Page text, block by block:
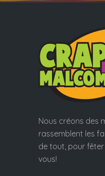
Nous créons des
rassemblent les
de tout, pour
vous!